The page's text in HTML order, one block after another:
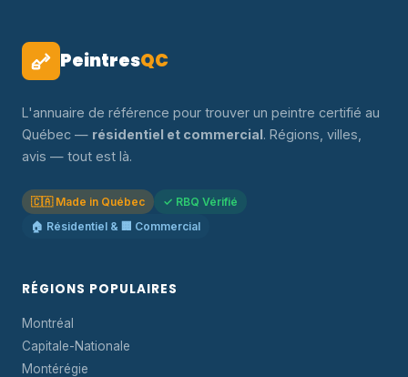
PeintresQC
L'annuaire de référence pour trouver un peintre certifié au
Québec — résidentiel et commercial. Régions, villes,
avis — tout est là.
🇨🇦 Made in Québec
✓ RBQ Vérifié
🏠 Résidentiel & 🏢 Commercial
RÉGIONS POPULAIRES
Montréal
Capitale-Nationale
Montérégie